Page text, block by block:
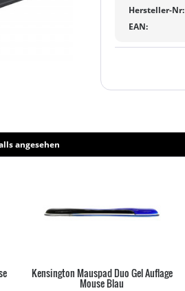
Hersteller-Nr:
EAN:
angesehen
Kensington Mauspad Duo Gel Auflage
Mouse Blau